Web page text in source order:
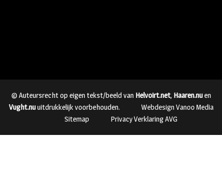
© Auteursrecht op eigen tekst/beeld van Helvoirt.net, Haaren.nuen
Vught.nuuitdrukkelijk voorbehouden.
Webdesign Vanoo Media
Sitemap
Privacy Verklaring AVG